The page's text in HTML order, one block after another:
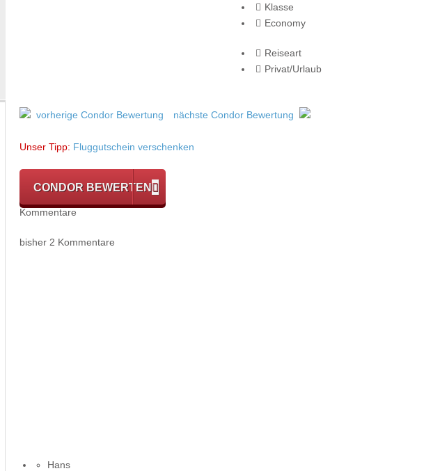
Klasse
Economy
Reiseart
Privat/Urlaub
vorherige Condor Bewertung nächste Condor Bewertung
Unser Tipp: Fluggutschein verschenken
CONDOR BEWERTEN
Kommentare
bisher 2 Kommentare
Hans